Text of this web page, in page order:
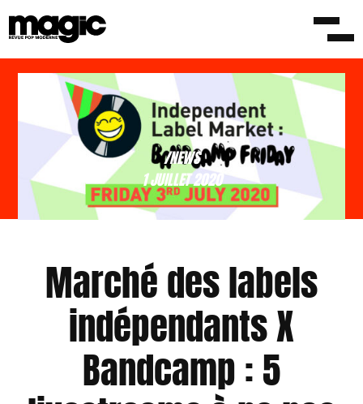
/NEWS
1 JUILLET 2020
Marché des labels
indépendants X
Bandcamp : 5